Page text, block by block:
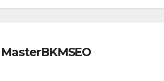
MasterBKMSEO